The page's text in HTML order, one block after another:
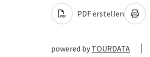
PDF erstellen
powered by TOURDATA